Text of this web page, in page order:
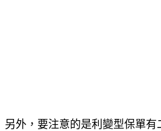
另外，要注意的是利變型保單